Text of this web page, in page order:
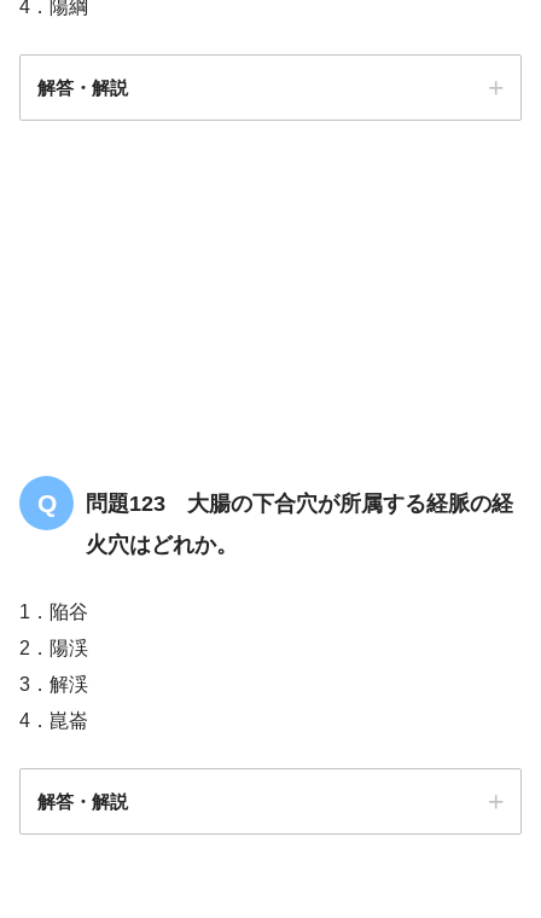
4．陽綱
解答・解説
問題123 大腸の下合穴が所属する経脈の経
火穴はどれか。
1．陥谷
2．陽渓
3．解渓
4．崑崙
解答・解説